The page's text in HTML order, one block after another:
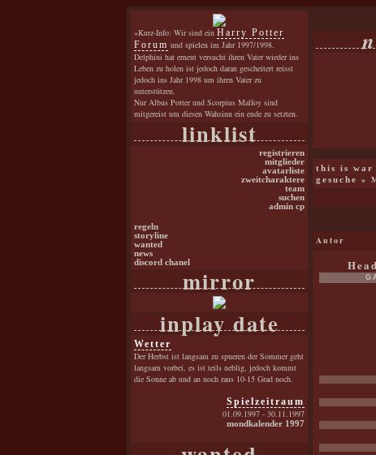
»Kurz-Info: Wir sind ein Harry Potter
Forum und spielen im Jahr 1997/1998.
Delphini hat erneut versucht ihren Vater wieder ins
Leben zu holen ist jedoch daran gescheitert reisst
jedoch ins Jahr 1998 um ihren Vater zu
unterstützen.
Nur Albus Potter und Scorpius Malfoy sind
mitgereist um diesen Wahsinn ein ende zu setzten.
linklist
registrieren
mitglieder
avatarliste
zweitcharaktere
team
suchen
admin cp
regeln
storyline
wanted
news
discord chanel
mirror
inplay date
Wetter
Der Herbst ist langsam zu spueren der Sommer geht
langsam vorbei, es ist teils neblig, jedoch kommt
die Sonne ab und an noch raus 10-15 Grad noch.
Spielzeitraum
01.09.1997 - 30.11.1997
mondkalender 1997
this is war
gesuche
»
Autor